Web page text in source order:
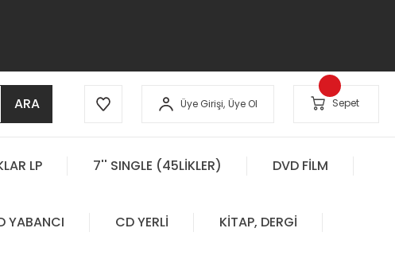
ARA Üye Girişi, Üye Ol Sepet
LP 7'' SINGLE (45LİKLER) DVD FİLM
YABANCI CD YERLİ KİTAP, DERGİ